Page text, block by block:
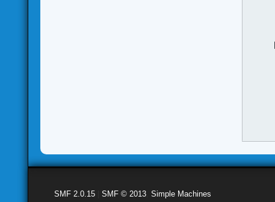
SMF 2.0.15 |SMF © 2013 ,Simple Machines